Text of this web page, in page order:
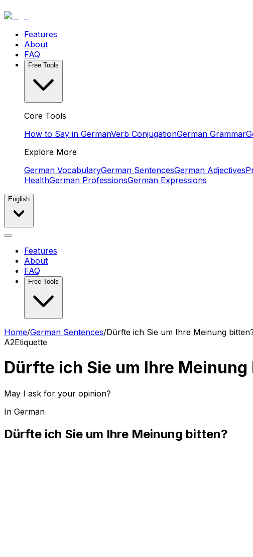
Features
About
FAQ
Free Tools
Core Tools
How to Say in GermanVerb ConjugationGerman Grammar
Explore More
German VocabularyGerman SentencesGerman Adjectives
HealthGerman ProfessionsGerman Expressions
English
Features
About
FAQ
Free Tools
Home/German Sentences/Dürfte ich Sie um Ihre Meinung
A2Etiquette
Dürfte ich Sie um Ihre Meinung
May I ask for your opinion?
In German
Dürfte ich Sie um Ihre Meinung bitten?